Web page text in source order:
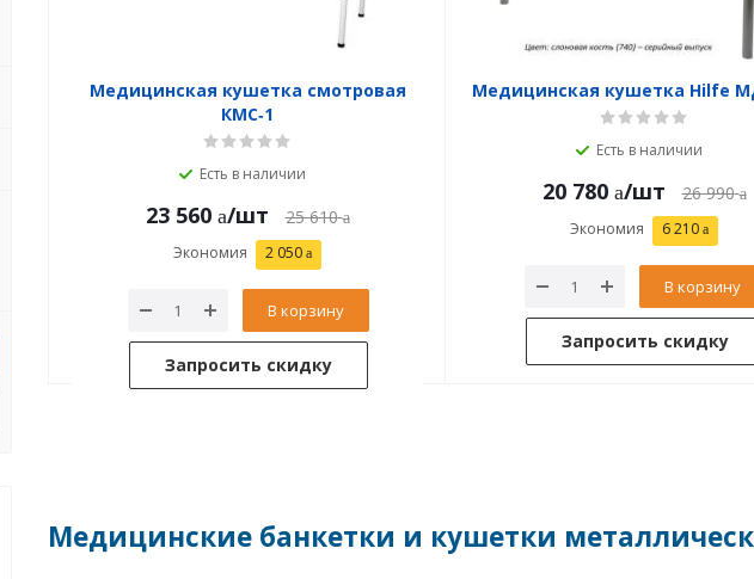
Медицинская кушетка смотровая
КМС‑1
Есть в наличии
23 560 /шт 25 610
Экономия 2 050
В корзину
Запросить скидку
Медицинская кушетка Hilfe
Есть в наличии
20 780 /шт 26 990
Экономия 6 210
В корзину
Запросить скидку
Медицинские банкетки и кушетки